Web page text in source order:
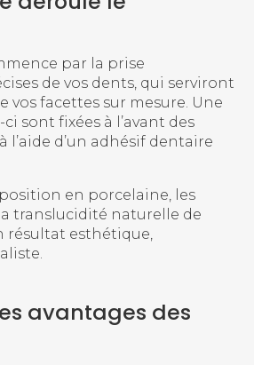
par la prise
de vos dents, qui serviront
vos facettes sur mesure. Une
sont fixées à l’avant des
l’aide d’un adhésif dentaire
en porcelaine, les
translucidité naturelle de
résultat esthétique,
avantages des